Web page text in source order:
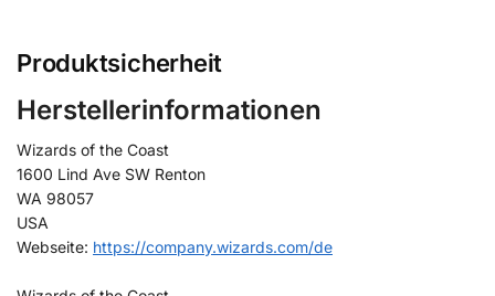
Produktsicherheit
Herstellerinformationen
Wizards of the Coast
1600 Lind Ave SW Renton
WA 98057
USA
Webseite: https://company.wizards.com/de